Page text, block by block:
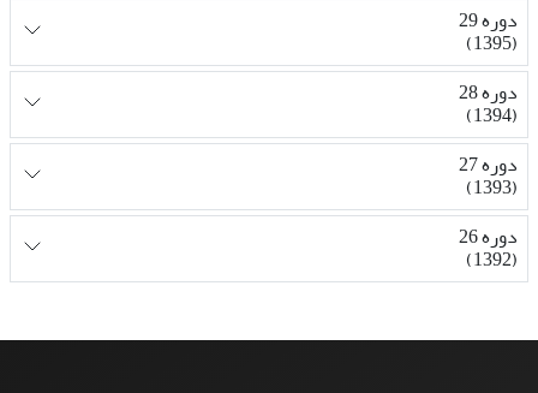
دوره 29
(1395)
دوره 28
(1394)
دوره 27
(1393)
دوره 26
(1392)